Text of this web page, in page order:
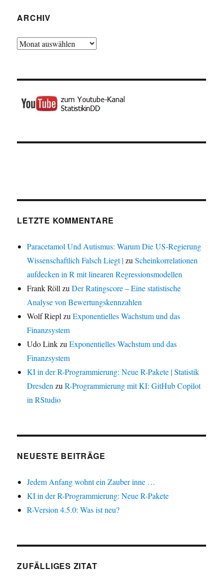
ARCHIV
Archiv
LETZTE KOMMENTARE
Paracetamol Und Autismus: Warum Die US-Regierung
Wissenschaftlich Falsch Liegt |zuScheinkorrelationen
aufdecken in R mit linearen Regressionsmodellen
Frank Röll zuDer Ratingscore – Eine statistische
Analyse von Bewertungskennzahlen
Wolf Riepl zuExponentielles Wachstum und das
Finanzsystem
Udo LinkzuExponentielles Wachstum und das
Finanzsystem
KI in der R-Programmierung: Neue R-Pakete | Statistik
Dresden zuR-Programmierung mit KI: GitHub Copilot
in RStudio
NEUESTE BEITRÄGE
Jedem Anfang wohnt ein Zauber inne …
KI in der R-Programmierung: Neue R-Pakete
R-Version 4.5.0: Was ist neu?
ZUFÄLLIGES ZITAT